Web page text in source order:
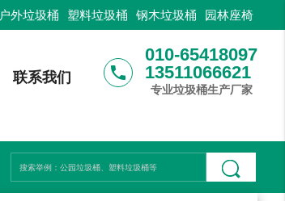
户外垃圾桶 塑料垃圾桶 钢木垃圾桶 园林座椅
联系我们 phone
010-65418097
13511066621
专业垃圾桶生产厂家